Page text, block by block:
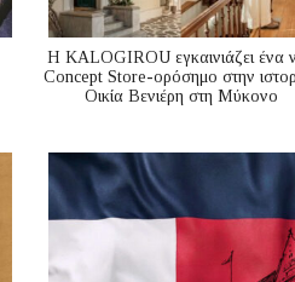
Η KALOGIROU εγκαινιάζει ένα
Concept Store-ορόσημο στην
Οικία Βενιέρη στη Μύκονο